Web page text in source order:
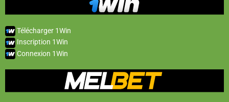
Télécharger 1Win
Inscription 1Win
Connexion 1Win